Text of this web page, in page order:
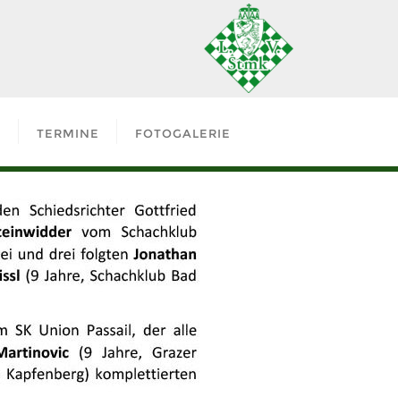
TERMINE FOTOGALERIE